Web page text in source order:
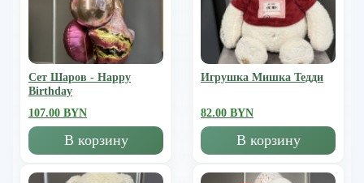
Сет Шаров - Happy
Birthday
107.00 BYN
В корзину
Игрушка Мишка Тедди
82.00 BYN
В корзину